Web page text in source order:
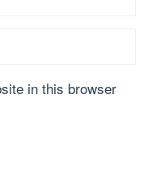
in this browser